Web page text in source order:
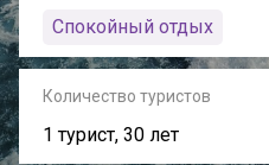
Спокойный отдых
Количество туристов
1 турист, 30 лет